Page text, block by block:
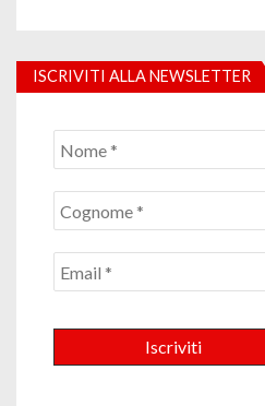
ISCRIVITI ALLA NEWSLETTER